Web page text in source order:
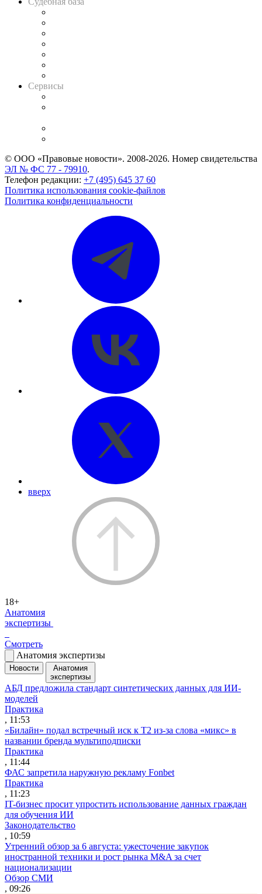
Сервисы
© ООО «Правовые новости». 2008-2026. Номер свидетельства
ЭЛ № ФС 77 - 79910.
Телефон редакции: +7 (495) 645 37 60
Политика использования cookie-файлов
Политика конфиденциальности
вверх
18+
Анатомия
экспертизы
Смотреть
Анатомия экспертизы
Новости
Анатомия
экспертизы
АБД предложила стандарт синтетических данных для ИИ-
моделей
Практика
, 11:53
«Билайн» подал встречный иск к Т2 из-за слова «микс» в
названии бренда мультиподписки
Практика
, 11:44
ФАС запретила наружную рекламу Fonbet
Практика
, 11:23
IT-бизнес просит упростить использование данных граждан
для обучения ИИ
Законодательство
, 10:59
Утренний обзор за 6 августа: ужесточение закупок
иностранной техники и рост рынка M&A за счет
национализации
Обзор СМИ
, 09:26